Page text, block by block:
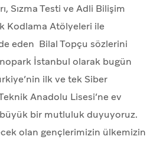
Sızma Testi ve Adli Bilişim
Kodlama Atölyeleri ile
eden Bilal Topçu sözlerini
İstanbul olarak bugün
ilk ve tek Siber
Anadolu Lisesi’ne ev
bir mutluluk duyuyoruz.
olan gençlerimizin ülkemizin